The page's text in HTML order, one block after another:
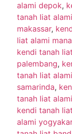
alami depok,
tanah liat
makassar,
liat alami
kendi tanah
palembang,
tanah liat
samarinda,
tanah liat
kendi tanah
alami